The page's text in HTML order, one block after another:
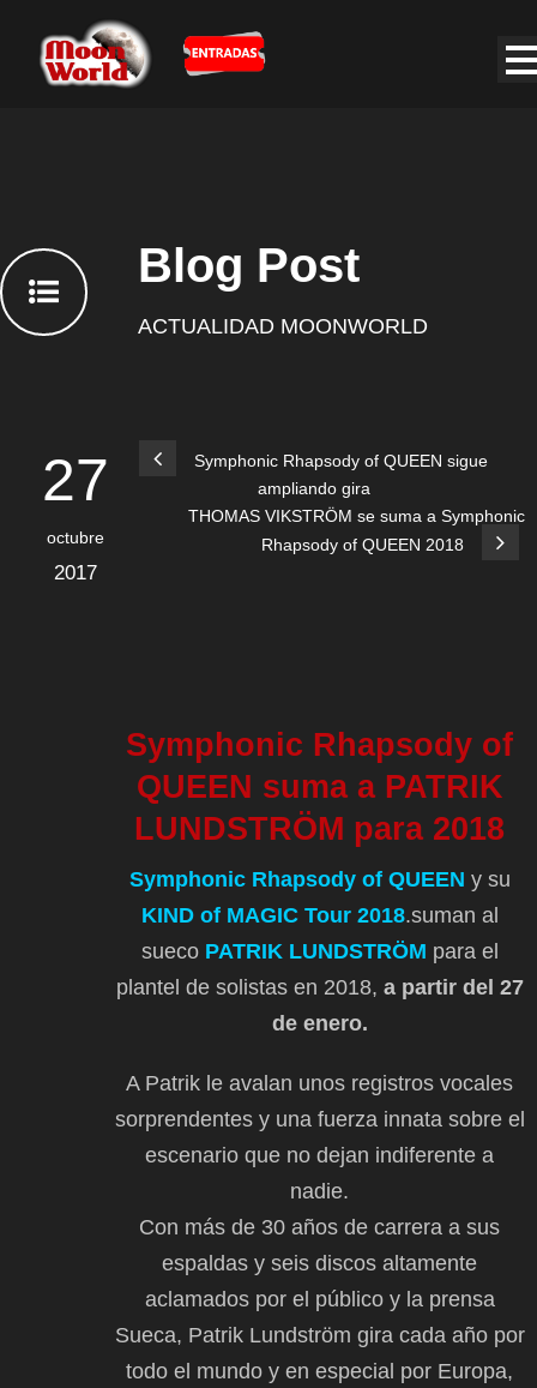
Blog Post
ACTUALIDAD MOONWORLD
27
octubre
2017
Symphonic Rhapsody of
QUEEN suma a PATRIK
LUNDSTRÖM para 2018
Symphonic Rhapsody of QUEEN y su
KIND of MAGIC Tour 2018.suman al
sueco PATRIK LUNDSTRÖM para el
plantel de solistas en 2018, a partir del 27
de enero.
A Patrik le avalan unos registros vocales
sorprendentes y una fuerza innata sobre el
escenario que no dejan indiferente a
nadie.
Con más de 30 años de carrera a sus
espaldas y seis discos altamente
aclamados por el público y la prensa
Sueca, Patrik Lundström gira cada año por
todo el mundo y en especial por Europa,
Symphonic Rhapsody of QUEEN sigue
ampliando gira
THOMAS VIKSTRÖM se suma a Symphonic
Rhapsody of QUEEN 2018